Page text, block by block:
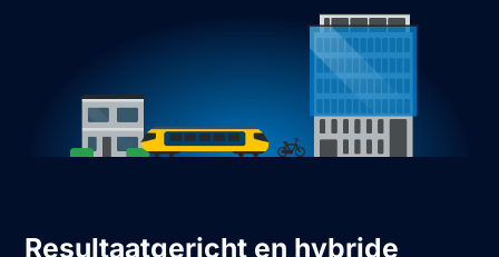
Resultaatgericht en hybride